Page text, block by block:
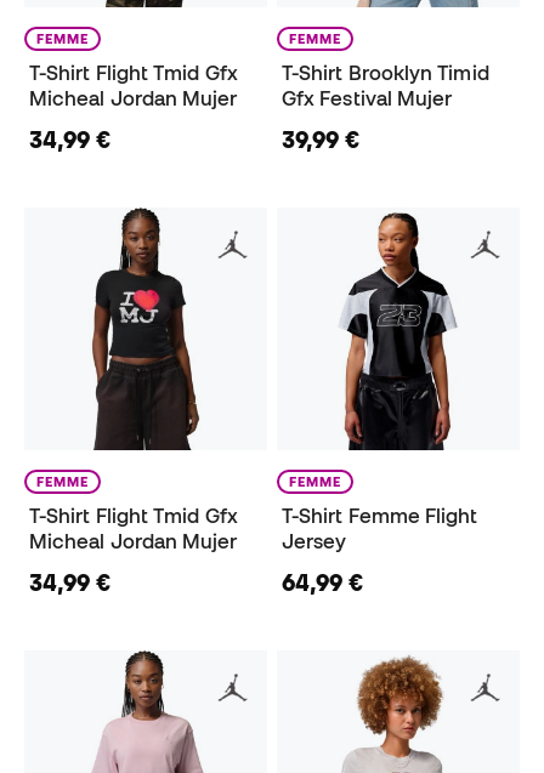
FEMME
T-Shirt Flight Tmid Gfx
Micheal Jordan Mujer
34,99 €
FEMME
T-Shirt Brooklyn Timid
Gfx Festival Mujer
39,99 €
FEMME
T-Shirt Flight Tmid Gfx
Micheal Jordan Mujer
34,99 €
FEMME
T-Shirt Femme Flight
Jersey
64,99 €